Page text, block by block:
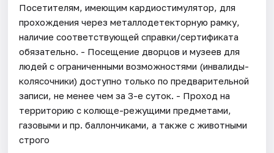
Посетителям, имеющим кардиостимулятор, для
прохождения через металлодетекторную рамку,
наличие соответствующей справки/сертификата
обязательно. - Посещение дворцов и музеев для
людей с ограниченными возможностями (инвалиды-
колясочники) доступно только по предварительной
записи, не менее чем за 3-е суток. - Проход на
территорию с колюще-режущими предметами,
газовыми и пр. баллончиками, а также с животными
строго